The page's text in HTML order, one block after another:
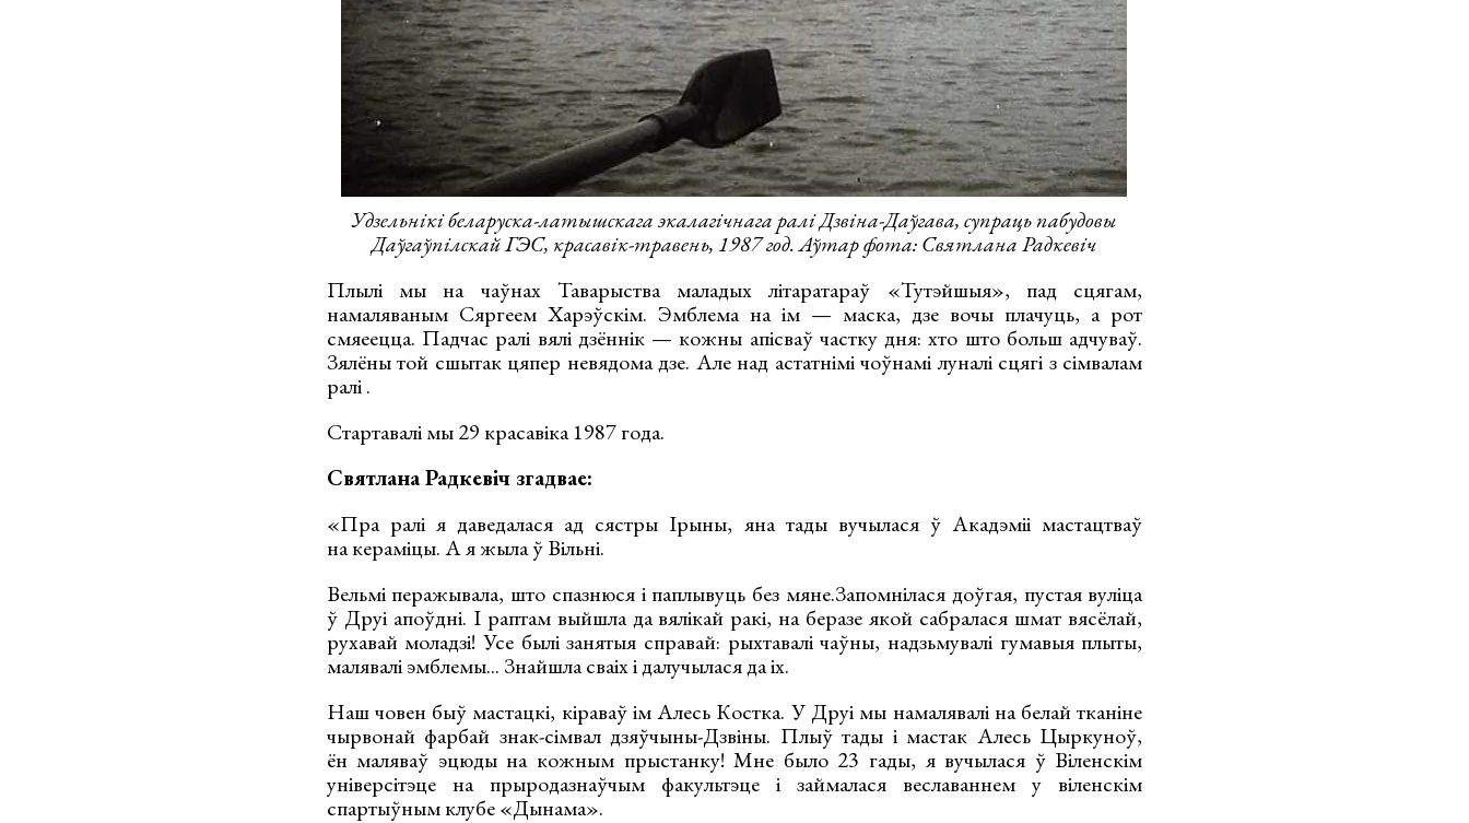
Удзельнікі беларуска-латышскага экалагічнага ралі Дзвіна-Даўгава, супраць пабудовы
Даўгаўпілскай ГЭС, красавік-травень, 1987 год. Аўтар фота: Святлана Радкевіч
Плылі мы на чаўнах Таварыства маладых літаратараў «Тутэйшыя», пад сцягам,
намаляваным Сяргеем Харэўскім. Эмблема на ім — маска, дзе вочы плачуць, а рот
смяеецца. Падчас ралі вялі дзённік — кожны апісваў частку дня: хто што больш адчуваў.
Зялёны той сшытак цяпер невядома дзе. Але над астатнімі чоўнамі луналі сцягі з сімвалам
ралі .
Стартавалі мы 29 красавіка 1987 года.
Святлана Радкевіч згадвае:
«Пра ралі я даведалася ад сястры Ірыны, яна тады вучылася ў Акадэміі мастацтваў
на кераміцы. А я жыла ў Вільні.
Вельмі перажывала, што спазнюся і паплывуць без мяне.Запомнілася доўгая, пустая вуліца
ў Друі апоўдні. І раптам выйшла да вялікай ракі, на беразе якой сабралася шмат вясёлай,
рухавай моладзі! Усе былі занятыя справай: рыхтавалі чаўны, надзьмувалі гумавыя плыты,
малявалі эмблемы... Знайшла сваіх і далучылася да іх.
Наш човен быў мастацкі, кіраваў ім Алесь Костка. У Друі мы намалявалі на белай тканіне
чырвонай фарбай знак-сімвал дзяўчыны-Дзвіны. Плыў тады і мастак Алесь Цыркуноў,
ён маляваў эцюды на кожным прыстанку! Мне было 23 гады, я вучылася ў Віленскім
універсітэце на прыродазнаўчым факультэце і займалася веславаннем у віленскім
спартыўным клубе «Дынама».